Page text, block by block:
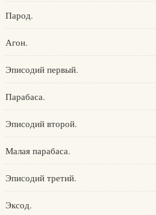
Парод.
Агон.
Эписодий первый.
Парабаса.
Эписодий второй.
Малая парабаса.
Эписодий третий.
Эксод.